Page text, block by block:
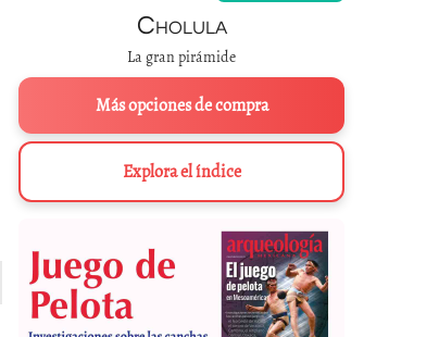
Historia Tolteca
Cholula
La gran pirámide
Más opciones de compra
Explora el índice